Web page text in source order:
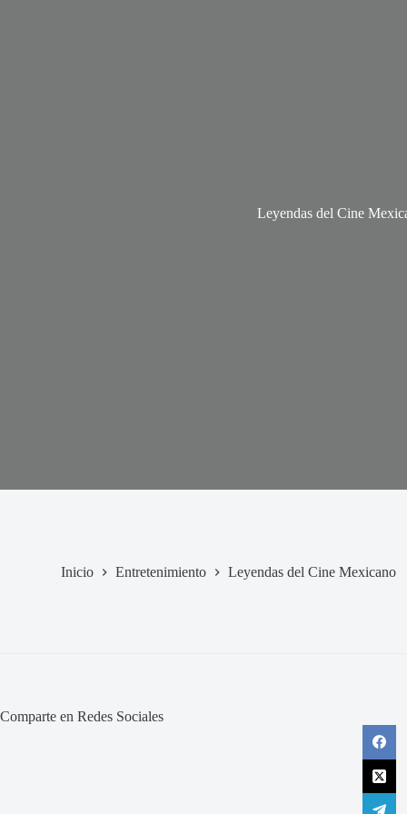
Leyendas del Cine
Inicio Entretenimiento Leyendas del Cine Mexicano
Comparte en Redes Sociales